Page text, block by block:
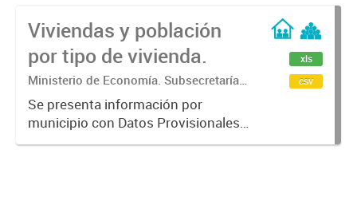
censales 1991, 2001 y 2010), según
tipo de combustible utilizado...
Viviendas y población
por tipo de vivienda.
Ministerio de Economía. Subsecretaría
de Coordinación Económica y
Estadística. Dirección Provincial de
Estadística.
Se presenta información por
municipio con Datos Provisionales
del año censal 2022. Las categorías
xls
csv